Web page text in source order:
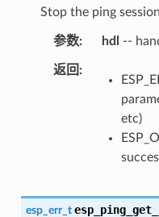
Stop the ping
参数 hdl --
返回
etc)
esp_err_t